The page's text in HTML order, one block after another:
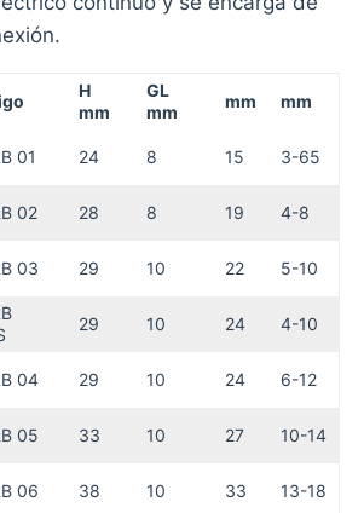
H
mm
GL
mm
mm mm
01 24 8 15 3-65
02 28 8 19 4-8
03 29 10 22 5-10
29 10 24 4-10
04 29 10 24 6-12
05 33 10 27 10-14
06 38 10 33 13-18